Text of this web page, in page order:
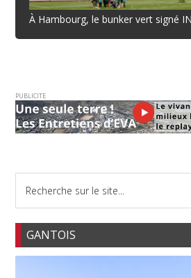
À Hambourg, le bunker vert signé
PUBLICITE
GANTOIS